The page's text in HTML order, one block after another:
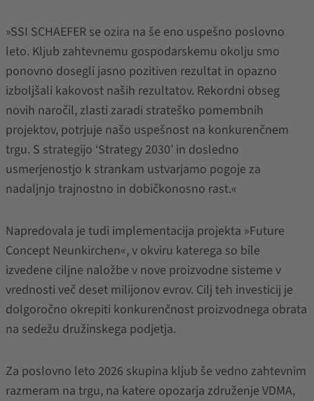
»SSI SCHAEFER se ozira na še eno uspešno poslovno
leto. Kljub zahtevnemu gospodarskemu okolju smo
ponovno dosegli jasno pozitiven rezultat in opazno
izboljšali kakovost naših rezultatov. Rekordni obseg
novih naročil, zlasti zaradi strateško pomembnih
projektov, potrjuje našo uspešnost na konkurenčnem
trgu. S strategijo ‘Strategy 2030’ in dosledno
usmerjenostjo k strankam ustvarjamo pogoje za
nadaljnjo trajnostno in dobičkonosno rast.«
Napredovala je tudi implementacija projekta »Future
Concept Neunkirchen«, v okviru katerega so bile
izvedene ciljne naložbe v nove proizvodne sisteme v
vrednosti več deset milijonov evrov. Cilj teh investicij je
dolgoročno okrepiti konkurenčnost proizvodnega obrata
na sedežu družinskega podjetja.
Za poslovno leto 2026 skupina kljub še vedno zahtevnim
razmeram na trgu, na katere opozarja združenje VDMA,